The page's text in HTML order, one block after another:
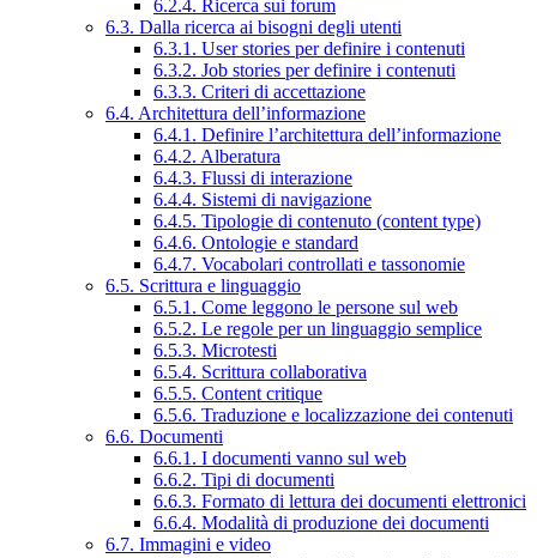
6.2.4. Ricerca sui forum
6.3. Dalla ricerca ai bisogni degli utenti
6.3.1. User stories per definire i contenuti
6.3.2. Job stories per definire i contenuti
6.3.3. Criteri di accettazione
6.4. Architettura dell’informazione
6.4.1. Definire l’architettura dell’informazione
6.4.2. Alberatura
6.4.3. Flussi di interazione
6.4.4. Sistemi di navigazione
6.4.5. Tipologie di contenuto (content type)
6.4.6. Ontologie e standard
6.4.7. Vocabolari controllati e tassonomie
6.5. Scrittura e linguaggio
6.5.1. Come leggono le persone sul web
6.5.2. Le regole per un linguaggio semplice
6.5.3. Microtesti
6.5.4. Scrittura collaborativa
6.5.5. Content critique
6.5.6. Traduzione e localizzazione dei contenuti
6.6. Documenti
6.6.1. I documenti vanno sul web
6.6.2. Tipi di documenti
6.6.3. Formato di lettura dei documenti elettronici
6.6.4. Modalità di produzione dei documenti
6.7. Immagini e video